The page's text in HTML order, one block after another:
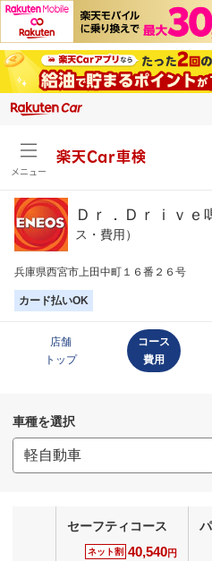
メニュー
楽天Car車検
Ｄｒ．Ｄｒｉｖｅ
ス・費用）
兵庫県西宮市上田中町１６番２６号
カード払いOK
店舗
トップ
コース
費用
車種を選択
セーフティコース
ネット割 40,540円